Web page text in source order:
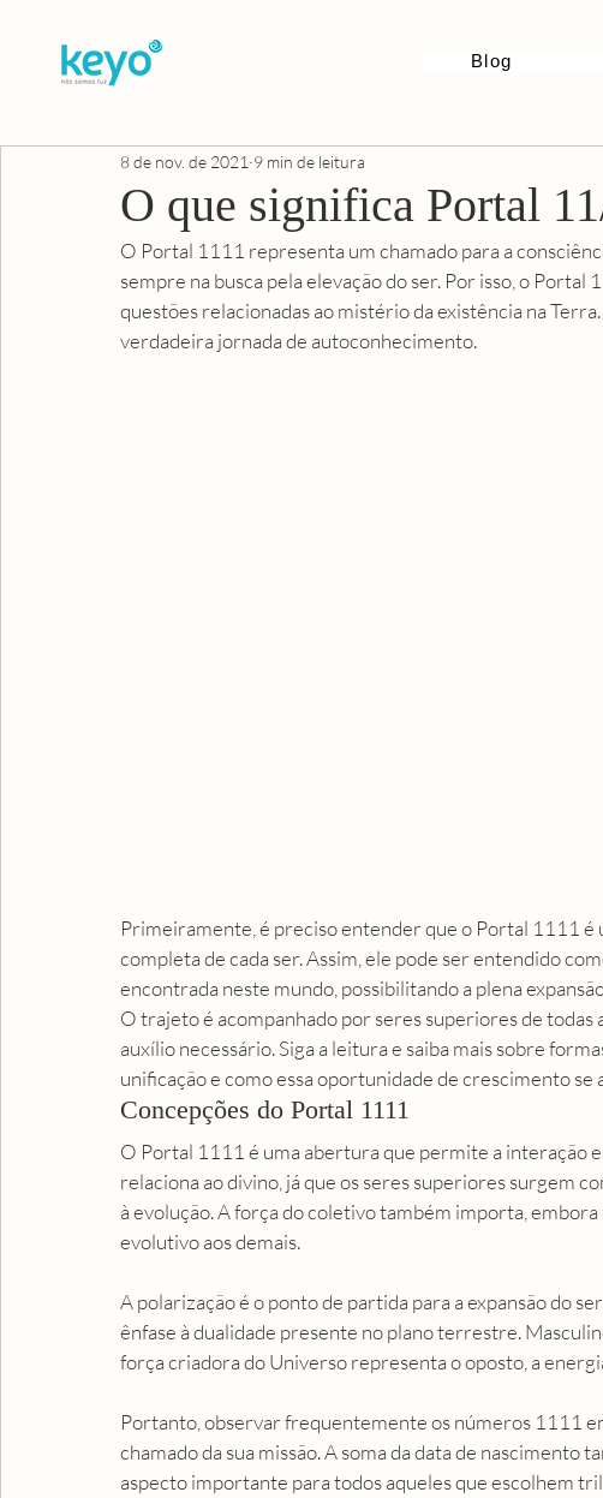
Blog
O que significa Portal
8 de nov. de 2021 9 min de leitura
O Portal 1111 representa um chamado para a
sempre na busca pela elevação do ser. Por isso, o
questões relacionadas ao mistério da existência na
verdadeira jornada de autoconhecimento.
Primeiramente, é preciso entender que o Portal 1111 é
completa de cada ser. Assim, ele pode ser entendido
encontrada neste mundo, possibilitando a plena
O trajeto é acompanhado por seres superiores de todas
auxílio necessário. Siga a leitura e saiba mais sobre
unificação e como essa oportunidade de crescimento se
Concepções do Portal 1111
O Portal 1111 é uma abertura que permite a interação
relaciona ao divino, já que os seres superiores surgem
à evolução. A força do coletivo também importa,
evolutivo aos demais.
A polarização é o ponto de partida para a expansão do
ênfase à dualidade presente no plano terrestre.
força criadora do Universo representa o oposto, a
Portanto, observar frequentemente os números 1111
chamado da sua missão. A soma da data de nascimento
aspecto importante para todos aqueles que escolhem